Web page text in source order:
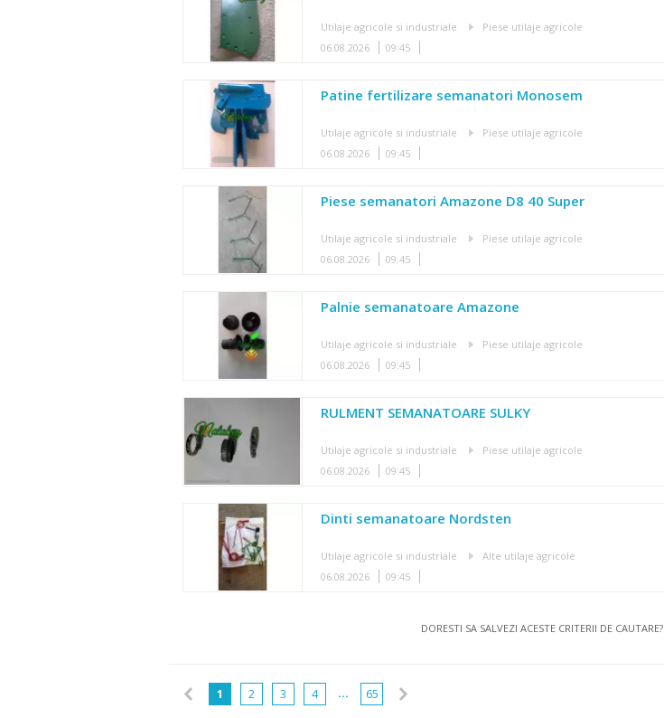
Utilaje agricole si industriale
Piese utilaje agricole
06.08.2026
09:45
Patine fertilizare semanatori Monosem
Utilaje agricole si industriale
Piese utilaje agricole
06.08.2026
09:45
Piese semanatori Amazone D8 40 Super
Utilaje agricole si industriale
Piese utilaje agricole
06.08.2026
09:45
Palnie semanatoare Amazone
Utilaje agricole si industriale
Piese utilaje agricole
06.08.2026
09:45
RULMENT SEMANATOARE SULKY
Utilaje agricole si industriale
Piese utilaje agricole
06.08.2026
09:45
Dinti semanatoare Nordsten
Utilaje agricole si industriale
Alte utilaje agricole
06.08.2026
09:45
DORESTI SA SALVEZI ACESTE CRITERII DE CAUTARE?
1 2 3 4 ... 65